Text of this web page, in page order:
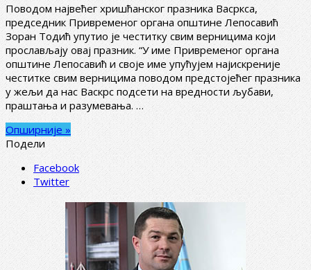
Поводом највећег хришћанског празника Васркса,
председник Привременог органа општине Лепосавић
Зоран Тодић упутио је честитку свим верницима који
прослављају овај празник. “У име Привременог органа
општине Лепосавић и своје име упућујем најискреније
честитке свим верницима поводом предстојећег празника
у жељи да нас Васкрс подсети на вредности љубави,
праштања и разумевања. …
Опширније »
Подели
Facebook
Twitter